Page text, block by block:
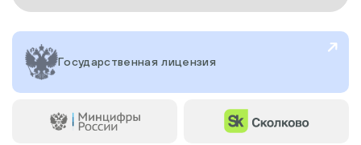
Государственная лицензия